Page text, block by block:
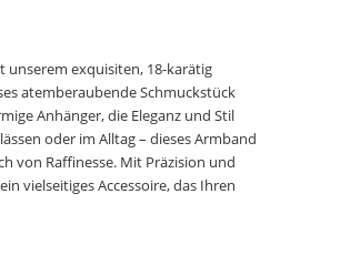
unserem exquisiten, 18-karätig
atemberaubende Schmuckstück
Anhänger, die Eleganz und Stil
oder im Alltag – dieses Armband
von Raffinesse. Mit Präzision und
vielseitiges Accessoire, das Ihren